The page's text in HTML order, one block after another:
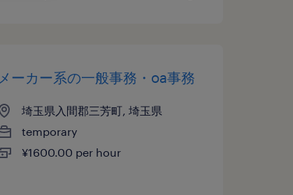
メーカー系の一般事務・oa事務
埼玉県入間郡三芳町, 埼玉県
temporary
¥1600.00 per hour